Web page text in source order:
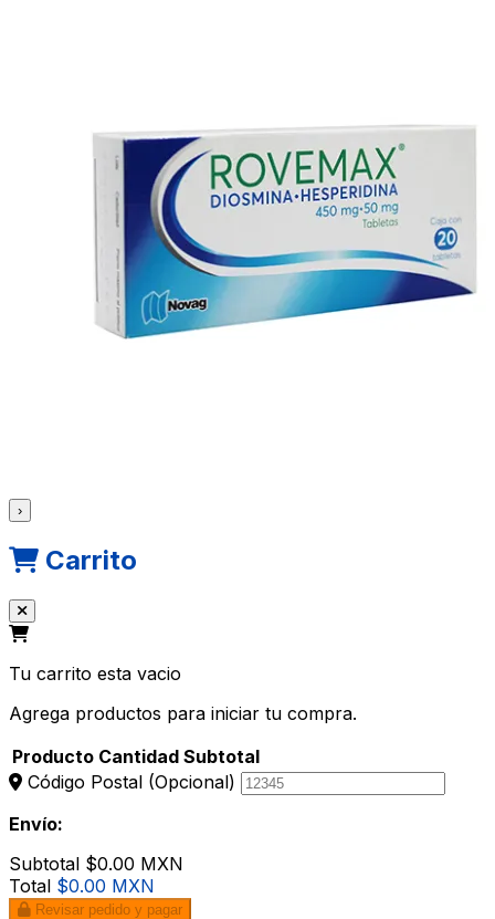
›
Carrito
Tu carrito esta vacio
Agrega productos para iniciar tu compra.
Producto Cantidad Subtotal
Código Postal (Opcional)
Envío:
Subtotal $0.00 MXN
Total $0.00 MXN
Revisar pedido y pagar